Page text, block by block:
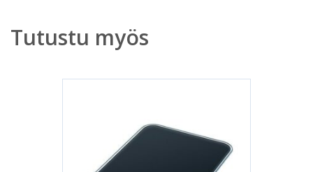
Tutustu myös